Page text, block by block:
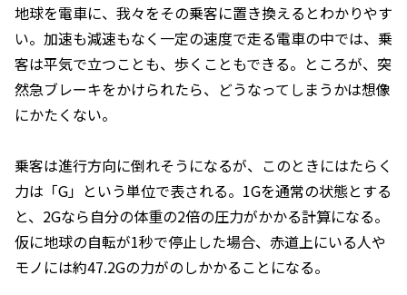
地球を電車に、我々をその乗客に置き換えるとわかりやす
い。加速も減速もなく一定の速度で走る電車の中では、乗
客は平気で立つことも、歩くこともできる。ところが、突
然急ブレーキをかけられたら、どうなってしまうかは想像
にかたくない。
乗客は進行方向に倒れそうになるが、このときにはたらく
力は「G」という単位で表される。1Gを通常の状態とする
と、2Gなら自分の体重の2倍の圧力がかかる計算になる。
仮に地球の自転が1秒で停止した場合、赤道上にいる人や
モノには約47.2Gの力がのしかかることになる。